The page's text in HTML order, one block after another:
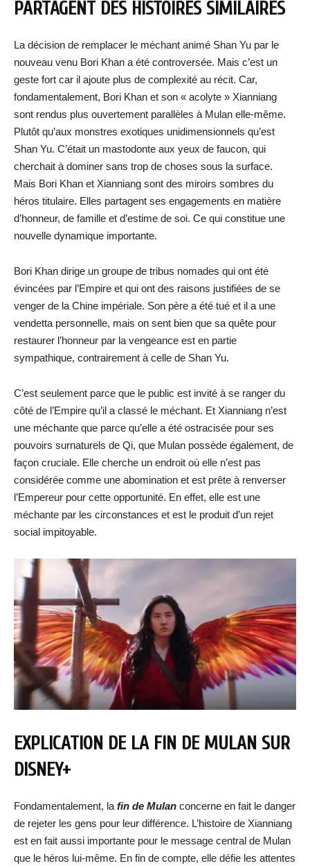
PARTAGENT DES HISTOIRES SIMILAIRES
La décision de remplacer le méchant animé Shan Yu par le
nouveau venu Bori Khan a été controversée. Mais c’est un
geste fort car il ajoute plus de complexité au récit. Car,
fondamentalement, Bori Khan et son « acolyte » Xianniang
sont rendus plus ouvertement parallèles à Mulan elle-même.
Plutôt qu’aux monstres exotiques unidimensionnels qu’est
Shan Yu. C’était un mastodonte aux yeux de faucon, qui
cherchait à dominer sans trop de choses sous la surface.
Mais Bori Khan et Xianniang sont des miroirs sombres du
héros titulaire. Elles partagent ses engagements en matière
d’honneur, de famille et d’estime de soi. Ce qui constitue une
nouvelle dynamique importante.
Bori Khan dirige un groupe de tribus nomades qui ont été
évincées par l’Empire et qui ont des raisons justifiées de se
venger de la Chine impériale. Son père a été tué et il a une
vendetta personnelle, mais on sent bien que sa quête pour
restaurer l’honneur par la vengeance est en partie
sympathique, contrairement à celle de Shan Yu.
C’est seulement parce que le public est invité à se ranger du
côté de l’Empire qu’il a classé le méchant. Et Xianniang n’est
une méchante que parce qu’elle a été ostracisée pour ses
pouvoirs surnaturels de Qi, que Mulan possède également, de
façon cruciale. Elle cherche un endroit où elle n’est pas
considérée comme une abomination et est prête à renverser
l’Empereur pour cette opportunité. En effet, elle est une
méchante par les circonstances et est le produit d’un rejet
social impitoyable.
EXPLICATION DE LA FIN DE MULAN SUR
DISNEY+
Fondamentalement, la fin de Mulan concerne en fait le danger
de rejeter les gens pour leur différence. L’histoire de Xianniang
est en fait aussi importante pour le message central de Mulan
que le héros lui-même. En fin de compte, elle défie les attentes